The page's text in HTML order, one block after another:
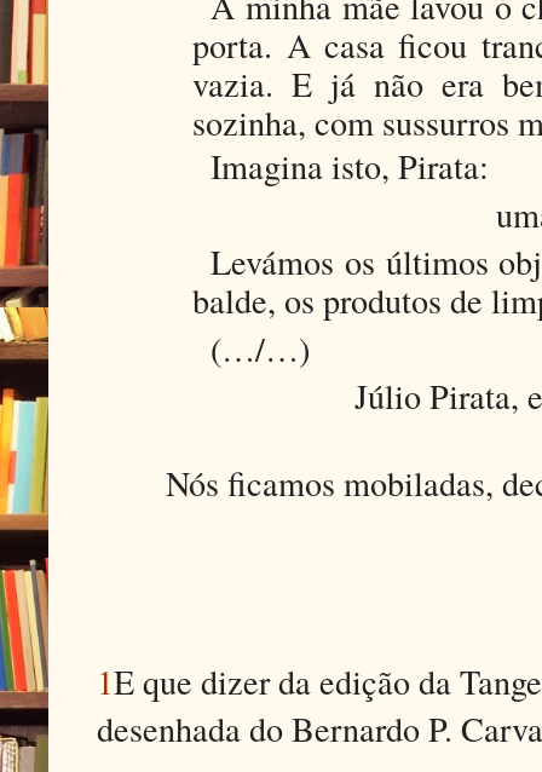
porta. A casa ficou
vazia. E já não era
sozinha, com sussurros
Imagina isto, Pirata:
Levámos os últimos
balde, os produtos de
(…/…)
Júlio Pirata,
Nós ficamos mobiladas,
1E que dizer da edição da
desenhada do Bernardo P.